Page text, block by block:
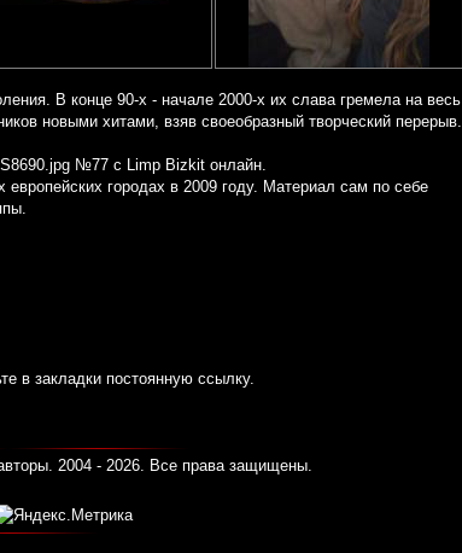
В конце 90-х - начале 2000-х их слава гремела на весь
новыми хитами, взяв своеобразный творческий перерыв.
№77 с Limp Bizkit онлайн.
городах в 2009 году. Материал сам по себе
в закладки постоянную ссылку.
2004 - 2026. Все права защищены.